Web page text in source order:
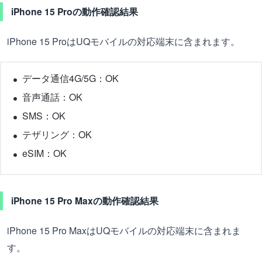
iPhone 15 Proの動作確認結果
iPhone 15 ProはUQモバイルの対応端末に含まれます。
データ通信4G/5G：OK
音声通話：OK
SMS：OK
テザリング：OK
eSIM：OK
iPhone 15 Pro Maxの動作確認結果
iPhone 15 Pro MaxはUQモバイルの対応端末に含まれま
す。